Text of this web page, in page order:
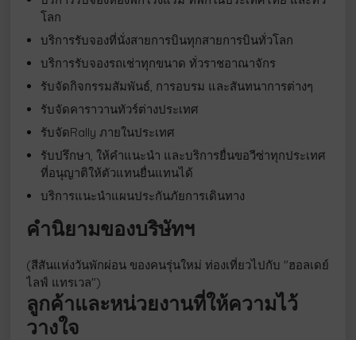
โลก
บริการรับจองที่นั่งสายการบินทุกสายการบินทั่วโลก
บริการรับจองรถเช่าทุกขนาด ทั่วราชอาณาจักร
รับจัดกิจกรรมสัมพันธ์, การอบรม และสันทนาการต่างๆ
รับจัดคาราวานทัวร์ต่างประเทศ
รับจัดRally ภายในประเทศ
รับปรึกษา, ให้คำแนะนำ และบริการยื่นขอวีซ่าทุกประเทศ
ที่อนุญาติให้ตัวแทนยื่นแทนได้
บริการแนะนำแผนประกันภัยการเดินทาง
คำนิยามของบริษัทฯ
(สีสันแห่งวันพักผ่อน ของคนรุ่นใหม่ ท่องเที่ยวไปกับ "ฮอลเดย์
ไลฟ์ แทรเวล")
ลูกค้าและหน่วยงานที่ให้ความไว้
วางใจ